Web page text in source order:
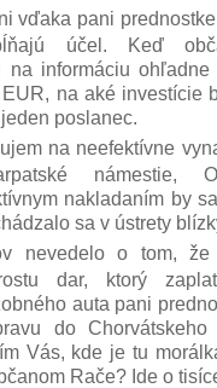
vďaka pani
účel. Keď
na informáciu ohľadne
na aké investície
poslanec.
na neefektívne
námestie,
nakladaním by
sa v ústrety
nevedelo o tom, že
dar, ktorý
auta pani
do
Vás, kde je tu
Rače? Ide o